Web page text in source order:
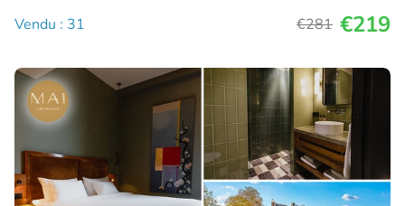
Vendu : 31
€281 €219